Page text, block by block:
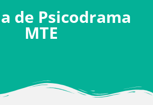
de Psicodrama
MTE